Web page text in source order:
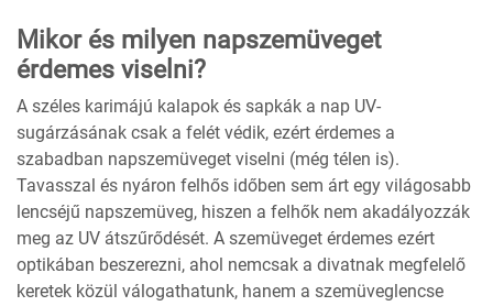
Mikor és milyen napszemüveget
érdemes viselni?
A széles karimájú kalapok és sapkák a nap UV-
sugárzásának csak a felét védik, ezért érdemes a
szabadban napszemüveget viselni (még télen is).
Tavasszal és nyáron felhős időben sem árt egy világosabb
lencséjű napszemüveg, hiszen a felhők nem akadályozzák
meg az UV átszűrődését. A szemüveget érdemes ezért
optikában beszerezni, ahol nemcsak a divatnak megfelelő
keretek közül válogathatunk, hanem a szemüveglencse